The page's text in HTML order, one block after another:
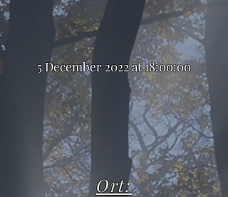
5 December 2022 at 18:00:00
Ort: